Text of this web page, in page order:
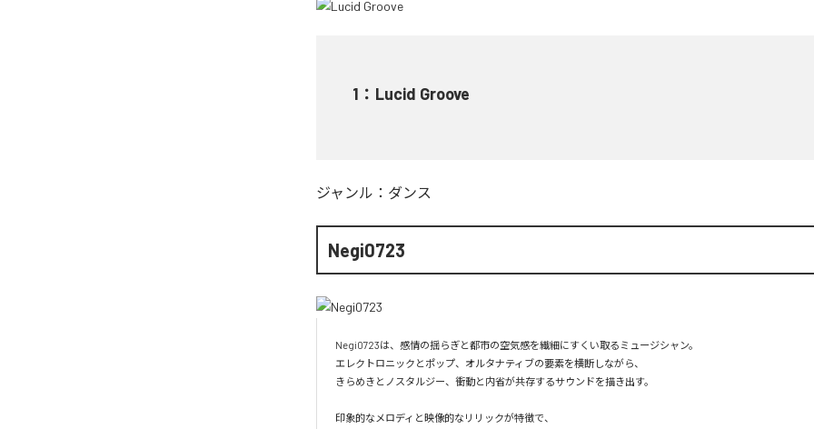
1 ： Lucid Groove
ジャンル： ダンス
Negi0723
Negi0723は、感情の揺らぎと都市の空気感を繊細にすくい取るミュージシャン。
エレクトロニックとポップ、オルタナティブの要素を横断しながら、
きらめきとノスタルジー、衝動と内省が共存するサウンドを描き出す。
印象的なメロディと映像的なリリックが特徴で、